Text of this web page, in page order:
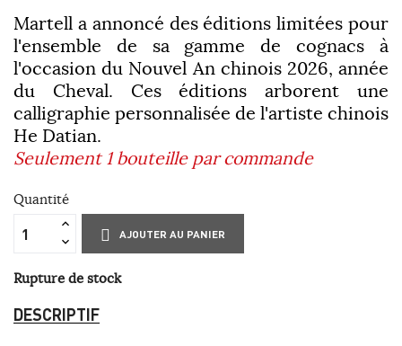
Martell a annoncé des éditions limitées pour
l'ensemble de sa gamme de cognacs à
l'occasion du Nouvel An chinois 2026, année
du Cheval. Ces éditions arborent une
calligraphie personnalisée de l'artiste chinois
He Datian.
Seulement 1 bouteille par commande
Quantité
AJOUTER AU PANIER
Rupture de stock
DESCRIPTIF